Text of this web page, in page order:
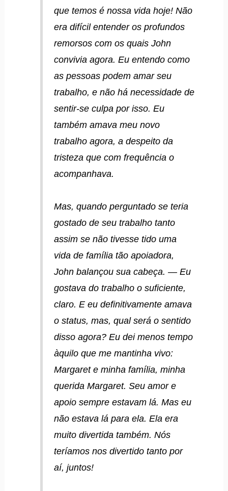
que temos é nossa vida hoje! Não
era difícil entender os profundos
remorsos com os quais John
convivia agora. Eu entendo como
as pessoas podem amar seu
trabalho, e não há necessidade de
sentir-se culpa por isso. Eu
também amava meu novo
trabalho agora, a despeito da
tristeza que com frequência o
acompanhava.
Mas, quando perguntado se teria
gostado de seu trabalho tanto
assim se não tivesse tido uma
vida de família tão apoiadora,
John balançou sua cabeça. — Eu
gostava do trabalho o suficiente,
claro. E eu definitivamente amava
o status, mas, qual será o sentido
disso agora? Eu dei menos tempo
àquilo que me mantinha vivo:
Margaret e minha família, minha
querida Margaret. Seu amor e
apoio sempre estavam lá. Mas eu
não estava lá para ela. Ela era
muito divertida também. Nós
teríamos nos divertido tanto por
aí, juntos!